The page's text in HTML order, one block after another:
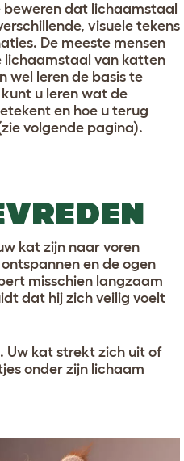
beweren dat lichaamstaal
visuele tekens
De meeste mensen
lichaamstaal van katten
wel leren de basis te
u leren wat de
en hoe u terug
volgende pagina).
kat zijn naar voren
en de ogen
misschien langzaam
dat hij zich veilig voelt
Uw kat strekt zich uit of
onder zijn lichaam